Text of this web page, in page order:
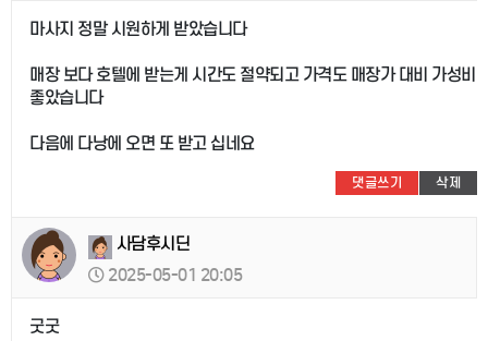
마사지 정말 시원하게 받았습니다
매장 보다 호텔에 받는게 시간도 절약되고 가격도 매장가 대비 가성비
좋았습니다
다음에 다낭에 오면 또 받고 십네요
댓글쓰기 삭제
사담후시딘
2025-05-01 20:05
굿굿